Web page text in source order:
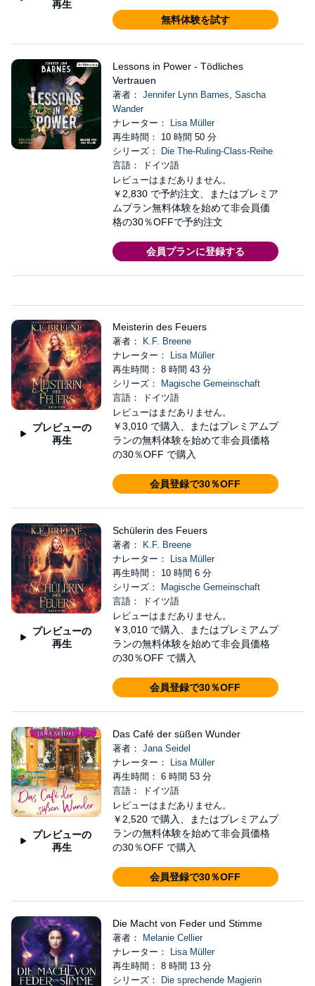
再生
無料体験を試す
Lessons in Power - Tödliches
Vertrauen
著者： Jennifer Lynn Barnes, Sascha
Wander
ナレーター：
Lisa Müller
再生時間： 10 時間 50 分
シリーズ：
Die The-Ruling-Class-Reihe
言語： ドイツ語
レビューはまだありません。
￥2,830 で予約注文、またはプレミア
ムプラン無料体験を始めて非会員価
格の30％OFFで予約注文
会員プランに登録する
プレビューの
再生
Meisterin des Feuers
著者：
K.F. Breene
ナレーター：
Lisa Müller
再生時間： 8 時間 43 分
シリーズ：
Magische Gemeinschaft
言語： ドイツ語
レビューはまだありません。
￥3,010 で購入、またはプレミアムプ
ランの無料体験を始めて非会員価格
の30％OFF で購入
会員登録で30％OFF
プレビューの
再生
Schülerin des Feuers
著者：
K.F. Breene
ナレーター：
Lisa Müller
再生時間： 10 時間 6 分
シリーズ：
Magische Gemeinschaft
言語： ドイツ語
レビューはまだありません。
￥3,010 で購入、またはプレミアムプ
ランの無料体験を始めて非会員価格
の30％OFF で購入
会員登録で30％OFF
プレビューの
再生
Das Café der süßen Wunder
著者： Jana Seidel
ナレーター：
Lisa Müller
再生時間： 6 時間 53 分
言語： ドイツ語
レビューはまだありません。
￥2,520 で購入、またはプレミアムプ
ランの無料体験を始めて非会員価格
の30％OFF で購入
会員登録で30％OFF
Die Macht von Feder und Stimme
著者：
Melanie Cellier
ナレーター：
Lisa Müller
再生時間： 8 時間 13 分
シリーズ：
Die sprechende Magierin